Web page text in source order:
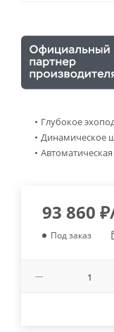
Глубокое
Динамическое
93 860 ₽
Под заказ